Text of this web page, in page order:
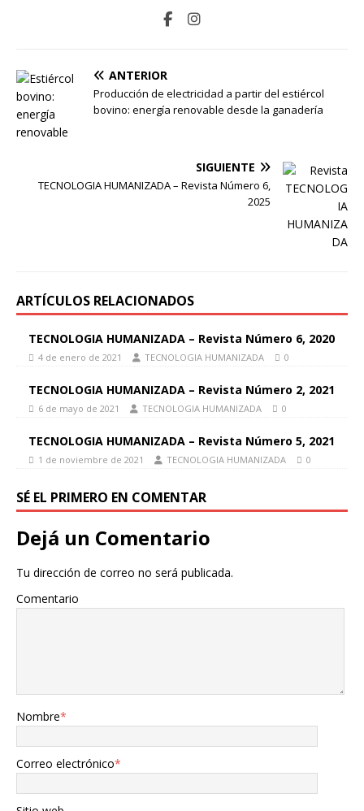
ANTERIOR
Producción de electricidad a partir del estiércol
bovino: energía renovable desde la ganadería
SIGUIENTE
TECNOLOGIA HUMANIZADA – Revista Número 6,
2025
ARTÍCULOS RELACIONADOS
TECNOLOGIA HUMANIZADA – Revista Número 6, 2020
4 de enero de 2021 TECNOLOGIA HUMANIZADA 0
TECNOLOGIA HUMANIZADA – Revista Número 2, 2021
6 de mayo de 2021 TECNOLOGIA HUMANIZADA 0
TECNOLOGIA HUMANIZADA – Revista Número 5, 2021
1 de noviembre de 2021 TECNOLOGIA HUMANIZADA 0
SÉ EL PRIMERO EN COMENTAR
Dejá un Comentario
Tu dirección de correo no será publicada.
Comentario
Nombre*
Correo electrónico*